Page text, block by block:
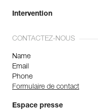
Intervention
CONTACTEZ-NOUS
Name
Email
Phone
Formulaire de contact
Espace presse